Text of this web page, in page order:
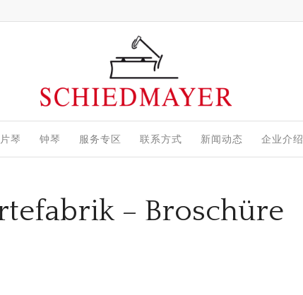
琴 钟琴 服务专区 联系方式 新闻动态 企业介绍
– Broschüre